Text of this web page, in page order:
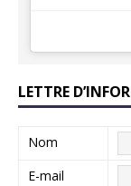
LETTRE
Nom
E-mail